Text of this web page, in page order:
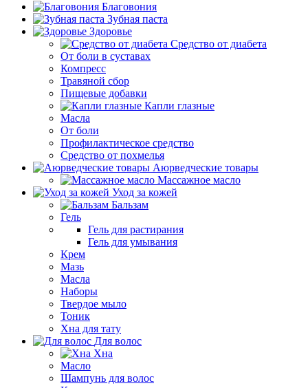
Благовония
Зубная паста
Здоровье
Средство от диабета
От боли в суставах
Компресс
Травяной сбор
Пищевые добавки
Капли глазные
Масла
От боли
Профилактическое средство
Средство от похмелья
Аюрведческие товары
Массажное масло
Уход за кожей
Бальзам
Гель
Гель для растирания
Гель для умывания
Крем
Мазь
Масла
Наборы
Твердое мыло
Тоник
Хна для тату
Для волос
Хна
Масло
Шампунь для волос